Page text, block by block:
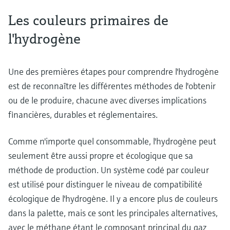
Les couleurs primaires de
l'hydrogène
Une des premières étapes pour comprendre l'hydrogène
est de reconnaître les différentes méthodes de l'obtenir
ou de le produire, chacune avec diverses implications
financières, durables et réglementaires.
Comme n'importe quel consommable, l'hydrogène peut
seulement être aussi propre et écologique que sa
méthode de production. Un système codé par couleur
est utilisé pour distinguer le niveau de compatibilité
écologique de l'hydrogène. Il y a encore plus de couleurs
dans la palette, mais ce sont les principales alternatives,
avec le méthane étant le composant principal du gaz